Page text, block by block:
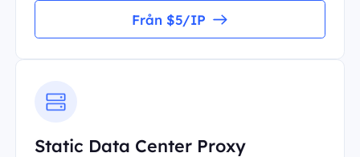
Från $5/IP
Static Data Center Proxy